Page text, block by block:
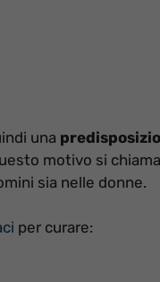
una
motivo si
sia nelle donne.
per curare: